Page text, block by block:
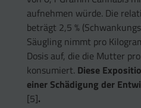
aufnehmen würde. Die
beträgt 2,5 %
Säugling nimmt pro
Dosis auf, die die Mutter
konsumiert. Diese
einer Schädigung der
[5].